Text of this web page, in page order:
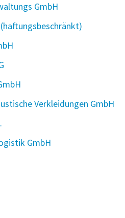
GmbH
(haftungsbeschränkt)
Verkleidungen GmbH
GmbH